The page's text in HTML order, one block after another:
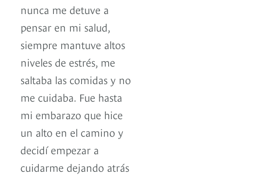
nunca me detuve a
pensar en mi salud,
siempre mantuve altos
niveles de estrés, me
saltaba las comidas y no
me cuidaba. Fue hasta
mi embarazo que hice
un alto en el camino y
decidí empezar a
cuidarme dejando atrás